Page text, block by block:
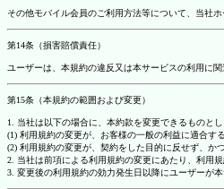
その他モバイル会員のご利用方法等について、当社
第14条（損害賠償責任）
ユーザーは、本規約の違反又は本サービスの利用に
第15条（本規約の範囲および変更）
1. 当社は以下の場合に、本約款を変更できるものとし
(1) 利用規約の変更が、お客様の一般の利益に適合する
(2) 利用規約の変更が、契約をした目的に反せず、か
2. 当社は前項による利用規約の変更にあたり、利用
3. 変更後の利用規約の効力発生日以降にユーザーが